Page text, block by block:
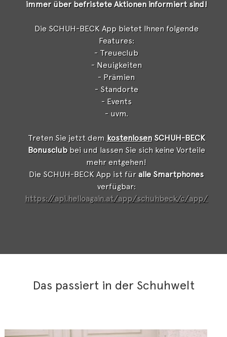
immer über befristete Aktionen informiert sind!
Die SCHUH-BECK App bietet Ihnen folgende
Features:
- Treueclub
- Neuigkeiten
- Prämien
- Standorte
- Events
- uvm.
Treten Sie jetzt dem kostenlosenSCHUH-BECK
Bonusclubbei und lassen Sie sich keine Vorteile
mehr entgehen!
Die SCHUH-BECK App ist füralle Smartphones
verfügbar:
https://api.helloagain.at/app/schuhbeck/c/app/
Das passiert in der Schuhwelt